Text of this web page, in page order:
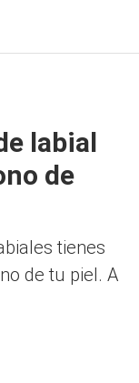
labial
de
tienes
de tu piel. A